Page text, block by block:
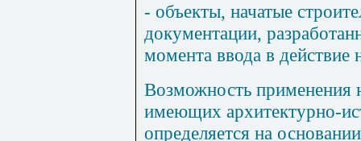
- объекты, начатые
документации,
момента ввода в
Возможность применения
имеющих архитектурно-
определяется на